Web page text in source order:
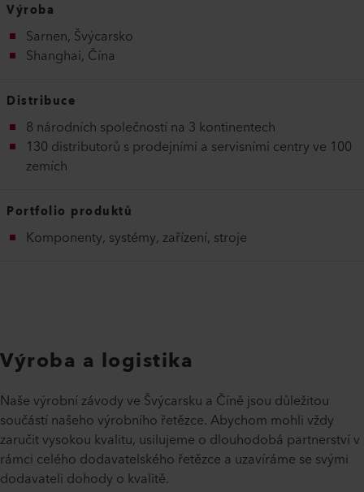
Výroba
Sarnen, Švýcarsko
Shanghai, Čína
Distribuce
8 národních společností na 3 kontinentech
130 distributorů s prodejními a servisními centry ve 100
zemích
Portfolio produktů
Komponenty, systémy, zařízení, stroje
Výroba a logistika
Naše výrobní závody ve Švýcarsku a Číně jsou důležitou
součástí našeho výrobního řetězce. Abychom mohli vždy
zaručit vysokou kvalitu, usilujeme o dlouhodobá partnerství v
rámci celého dodavatelského řetězce a uzavíráme se svými
dodavateli dohody o kvalitě.